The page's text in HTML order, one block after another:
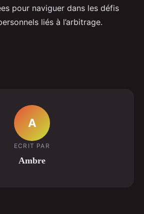
pour naviguer dans les défis
liés à l’arbitrage.
A
ECRIT PAR
Ambre